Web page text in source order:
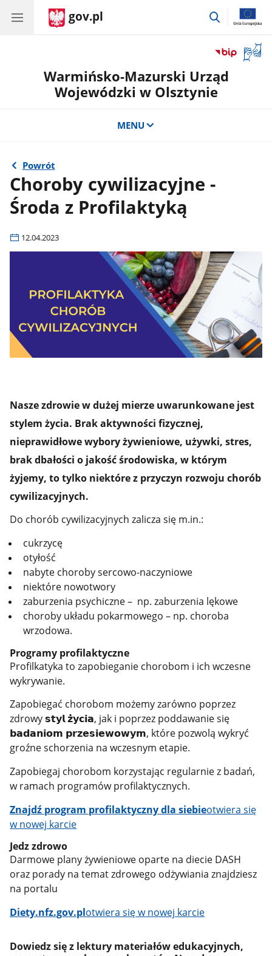
gov.pl
przejdź
okno
Warmińsko-Mazurski Urząd
Wojewódzki w Olsztynie
MENU
Powrót
Choroby cywilizacyjne -
Środa z Profilaktyką
12.04.2023
Nasze zdrowie w dużej mierze uwarunkowane jest
stylem życia. Brak aktywności fizycznej,
nieprawidłowe wybory żywieniowe, używki, stres,
brak dbałości o jakość środowiska, w którym
żyjemy, to tylko niektóre z przyczyn rozwoju chorób
cywilizacyjnych.
Do chorób cywilizacyjnych zalicza się m.in.:
cukrzycę
otyłość
nabyte choroby sercowo-naczyniowe
niektóre nowotwory
zaburzenia psychiczne – np. zaburzenia lękowe
choroby układu pokarmowego – np. choroba
wrzodowa.
Programy profilaktyczne
Profilkatyka to zapobieganie chorobom i ich wczesne
wykrywanie.
​Zapobiegać chorobom możemy zarówno poprzez
zdrowy 𝘀𝘁𝘆𝗹 𝘇̇𝘆𝗰𝗶𝗮, jak i poprzez poddawanie się
𝗯𝗮𝗱𝗮𝗻𝗶𝗼𝗺 𝗽𝗿𝘇𝗲𝘀𝗶𝗲𝘄𝗼𝘄𝘆𝗺, które pozwolą wykryć
groźne schorzenia na wczesnym etapie.
Zapobiegaj chorobom korzystając regularnie z badań,
w ramach programów profilaktycznych.
Znajdź program profilaktyczny dla siebieotwiera się
w nowej karcie
Jedz zdrowo
Darmowe plany żywieniowe oparte na diecie DASH
oraz porady na temat zdrowego odżywiania znajdziesz
na portalu
Diety.nfz.gov.plotwiera się w nowej karcie
Dowiedz się z lektury materiałów edukacyjnych,